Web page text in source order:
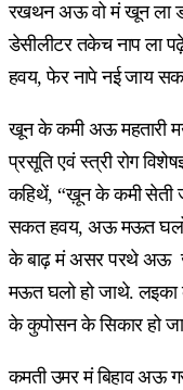
रखथन अऊ वो मं खून ला
डेसीलीटर तकेच नाप ला
हवय, फेर नापे नई
खून के कमी अऊ महतारी
प्रसूति एवं स्त्री रोग
कहिथें, “ख़ून के कमी
सकत हवय, अऊ मऊत
के बाढ़ मं असर परथे अऊ
मऊत घलो हो जाथे.
के कुपोसन के सिकार
कमती उमर मं बिहाव अऊ